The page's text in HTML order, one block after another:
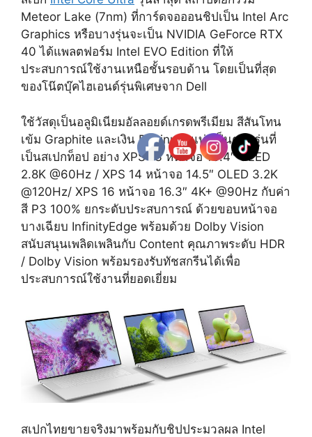
Meteor Lake (7nm) ที่การ์ดจอออนชิปเป็น Intel Arc
Graphics หรือบางรุ่นจะเป็น NVIDIA GeForce RTX
40 ได้แพลตฟอร์ม Intel EVO Edition ที่ให้
ประสบการณ์ใช้งานเหนือชั้นรอบด้าน โดยเป็นที่สุด
ของโน๊ตบุ๊คไฮเอนด์รุ่นพิเศษจาก Dell
ใช้วัสดุเป็นอลูมิเนียมอัลลอยด์เกรดพรีเมียม สีสันโทน
เข้ม Graphite และเงิน Platinum แบ่งเป็นตามรุ่นที่
เป็นสเปกท็อป อย่าง XPS 13 หน้าจอ 13.4″ OLED
2.8K @60Hz / XPS 14 หน้าจอ 14.5″ OLED 3.2K
@120Hz/ XPS 16 หน้าจอ 16.3″ 4K+ @90Hz กับค่า
สี P3 100% ยกระดับประสบการณ์ ด้วยขอบหน้าจอ
บางเฉียบ InfinityEdge พร้อมด้วย Dolby Vision
สนับสนุนเพลิดเพลินกับ Content คุณภาพระดับ HDR
/ Dolby Vision พร้อมรองรับทัชสกรีนได้เพื่อ
ประสบการณ์ใช้งานที่ยอดเยี่ยม
สเปกไทยขายจริงมาพร้อมกับชิปประมวลผล Intel